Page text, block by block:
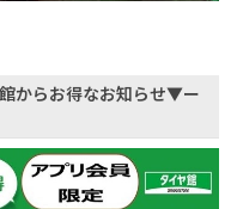
からお得なお知らせ▼ー